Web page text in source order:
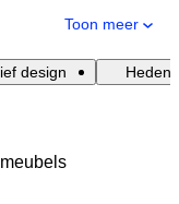
Toon meer
design